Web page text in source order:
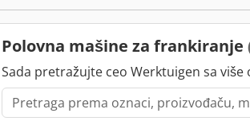
Polovna mašine za frankiranje
Sada pretražujte ceo Werktuigen sa više